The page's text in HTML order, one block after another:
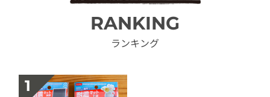
RANKING
ランキング